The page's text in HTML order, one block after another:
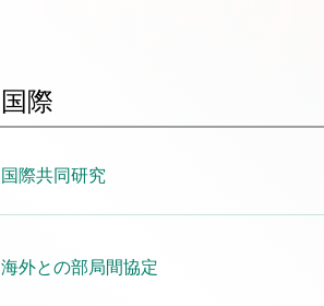
国際
国際共同研究
海外との部局間協定